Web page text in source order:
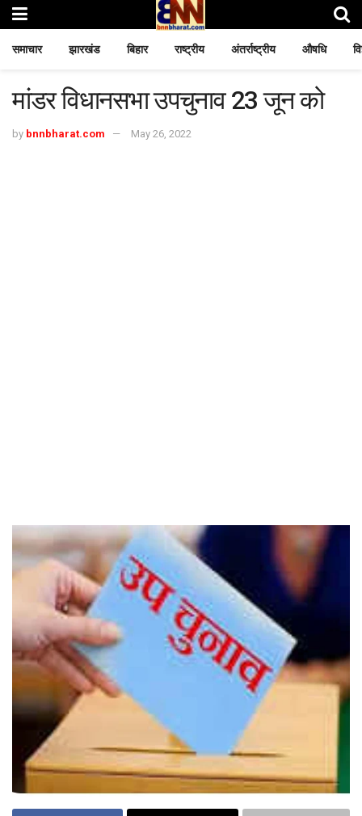
समाचार झारखंड बिहार राष्ट्रीय अंतर्राष्ट्रीय औषधि
मांडर विधानसभा उपचुनाव 23 जून को
by bnnbharat.com May 26, 2022